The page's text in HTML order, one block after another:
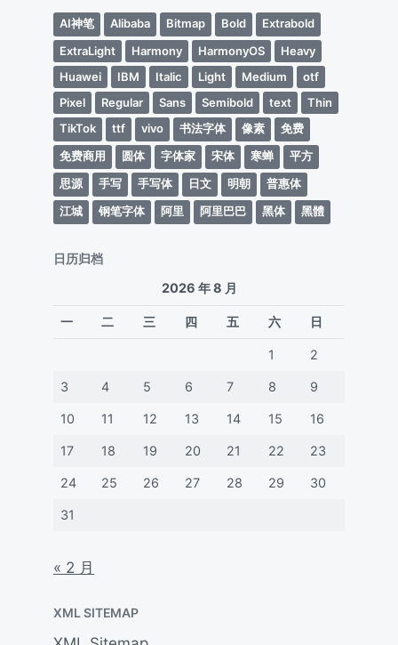
AI神笔 Alibaba Bitmap Bold
Extrabold
ExtraLight
Harmony HarmonyOS
Heavy
Huawei
IBM Italic Light Medium
otf
Pixel
Regular Sans Semibold text
Thin
TikTok
ttf vivo 书法字体 像素
免费
免费商用
圆体 字体家 宋体 寒蝉
平方
思源
手写 手写体 日文 明朝
普惠体
江城
钢笔字体 阿里 阿里巴巴 黑体 黑體
日历归档
2026 年 8 月
一 二 三 四 五 六 日
1 2
3 4 5 6 7 8 9
10 11 12 13 14 15 16
17 18 19 20 21 22 23
24 25 26 27 28 29 30
31
« 2 月
XML SITEMAP